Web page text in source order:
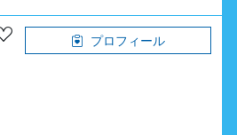
プロフィール